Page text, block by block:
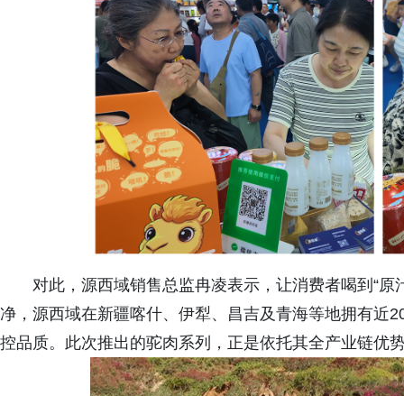
对此，源西域销售总监冉凌表示，让消费者喝到“
净，源西域在新疆喀什、伊犁、昌吉及青海等地拥有近
控品质。此次推出的驼肉系列，正是依托其全产业链优